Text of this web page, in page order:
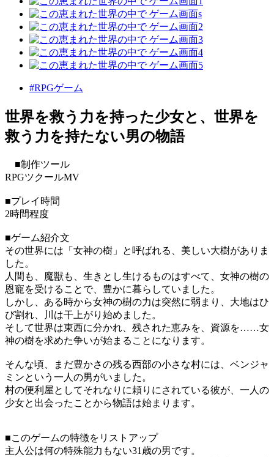
#RPGゲーム
世界を救う力を持った少女と、世界を
救う力を持たない男の物語
■制作ツール
RPGツクールMV
■プレイ時間
2時間程度
■ゲーム紹介文
その世界には「女神の樹」と呼ばれる、美しい大樹がありま
した。
人間も、魔獣も、生きとし生けるものはすべて、女神の樹の
恩寵を受けることで、豊かに暮らしていました。
しかし、ある時から女神の樹の力は突然に弱まり、大地はひ
び割れ、川は干上がり始めました。
そして世界は東西に分かれ、残された恵みを、資源を……女
神の樹を求めた争いが始まることになります。
そんな頃、まだ豊かさの残る西部の小さな村には、ベンジャ
ミンという一人の男がいました。
村の便利屋としてそれなりに頼りにされている彼が、一人の
少女と出会ったことから物語は始まります。
■このゲームの特徴をリストアップ
主人公は何の特殊能力もない31歳の男です。